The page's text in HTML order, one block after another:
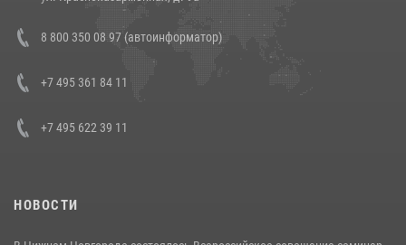
В Росгвардии прошла военно-научная конференция по обобщению
боевого опыта
8 800 350 08 97 (автоинформатор)
+7 495 361 84 11
+7 495 622 39 11
НОВОСТИ